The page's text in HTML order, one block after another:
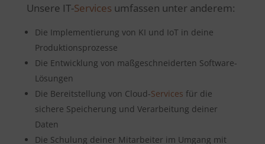
Unsere IT-Services umfassen unter anderem:
Die Implementierung von KI und IoT in deine
Produktionsprozesse
Die Entwicklung von maßgeschneiderten Software-
Lösungen
Die Bereitstellung von Cloud-Services für die
sichere Speicherung und Verarbeitung deiner
Daten
Die Schulung deiner Mitarbeiter im Umgang mit